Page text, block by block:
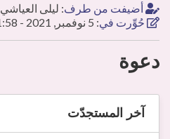
أضيفت من طرف: ليلى العياشي
حُوِّرت في: 5 نوفمبر, 2021 - 11:58
دعوة
آخر المستجدّت